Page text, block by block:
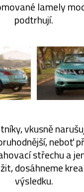
lamely
podtrhují.
vkusně
neboť
střechu a
dosáhneme
výsledku.